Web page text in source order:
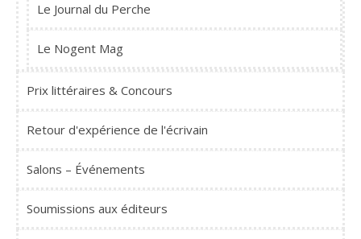
Le Journal du Perche
Le Nogent Mag
Prix littéraires & Concours
Retour d'expérience de l'écrivain
Salons – Événements
Soumissions aux éditeurs